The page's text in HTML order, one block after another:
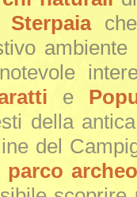
Sterpaiache
ambiente
e
della
del
parco